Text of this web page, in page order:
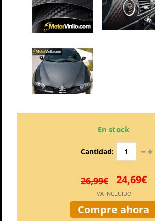
En stock
Cantidad:
26,99€ 24,69€
IVA INCLUIDO
Compre ahora